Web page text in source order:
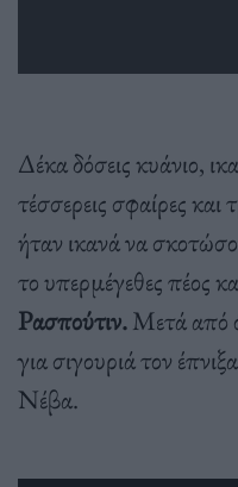
Δέκα δόσεις κυάνιο,
τέσσερεις σφαίρες
ήταν ικανά να
το υπερμέγεθες πέος
Ρασπούτιν.Μετά από
για σιγουριά τον
Νέβα.